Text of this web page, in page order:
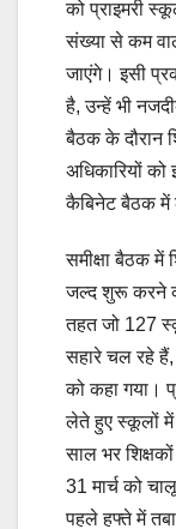
को प्राइमरी
संख्या से कम
जाएंगे। इसी
है, उन्हें भी
बैठक के दौरान
अधिकारियों
कैबिनेट बैठक में
समीक्षा बैठक में
जल्द शुरू करने
तहत जो 127
सहारे चल रहे हैं,
को कहा गया।
लेते हुए स्कूलों में
साल भर
31 मार्च को
पहले हफ्ते में